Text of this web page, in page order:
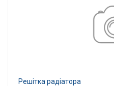
Решітка радіатора